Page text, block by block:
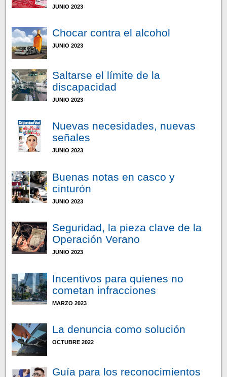
JUNIO 2023
Chocar contra el alcohol
JUNIO 2023
Saltarse el límite de la
discapacidad
JUNIO 2023
Nuevas necesidades, nuevas
señales
JUNIO 2023
Buenas notas en casco y
cinturón
JUNIO 2023
Seguridad, la pieza clave de la
Operación Verano
JUNIO 2023
Incentivos para quienes no
cometan infracciones
MARZO 2023
La denuncia como solución
OCTUBRE 2022
Guía para los reconocimientos